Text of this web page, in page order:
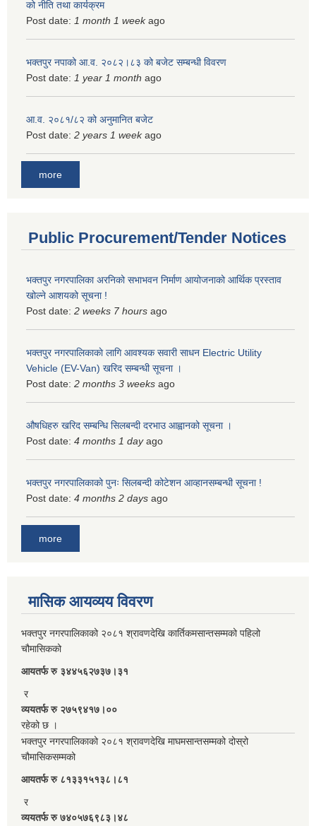
को नीति तथा कार्यक्रम
Post date: 1 month 1 weekago
भक्तपुर नपाको आ.व. २०८२।८३ को बजेट सम्बन्धी विवरण
Post date: 1 year 1 month ago
आ.व. २०८१/८२ को अनुमानित बजेट
Post date: 2 years 1 weekago
more
Public Procurement/Tender Notices
भक्तपुर नगरपालिका अरनिको सभाभवन निर्माण आयोजनाको आर्थिक प्रस्ताव
खोल्ने आशयको सूचना !
Post date: 2 weeks 7 hours ago
भक्तपुर नगरपालिकाकाे लागि आवश्यक सवारी साधन Electric Utility
Vehicle (EV-Van) खरिद सम्बन्धी सूचना ।
Post date: 2 months 3 weeks ago
औषधिहरु खरिद सम्बन्धि सिलबन्दी दरभाउ आह्वानको सूचना ।
Post date: 4 months 1 dayago
भक्तपुर नगरपालिकाको पुनः सिलबन्दी कोटेशन आव्हानसम्बन्धी सूचना !
Post date: 4 months 2 days ago
more
मासिक आयव्यय विवरण
भक्तपुर नगरपालिकाको २०८१ श्रावणदेखि कार्तिकमसान्तसम्मको पहिलो
चौमासिकको
आयतर्फ रु‌ ३४४५६२७३७।३१
र
व्ययतर्फ रु २७५९४१७।००
रहेको छ ।
भक्तपुर नगरपालिकाको २०८१ श्रावणदेखि माघमसान्तसम्मको दोस्रो
चौमासिकसम्मको
आयतर्फ रु‌ ८१३३१५१३८।८१
र
व्ययतर्फ रु ७४०५७६९८३।४८